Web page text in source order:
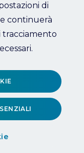
di
continuerà
tracciamento